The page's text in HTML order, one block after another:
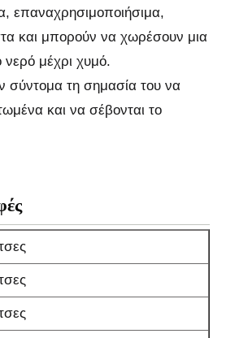
επαναχρησιμοποιήσιμα,
και μπορούν να χωρέσουν μια
μέχρι χυμό.
σύντομα τη σημασία του να
και να σέβονται το